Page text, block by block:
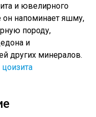
и ювелирного
он напоминает яшму,
породу,
и
других минералов.